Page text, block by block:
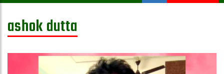
ashok dutta